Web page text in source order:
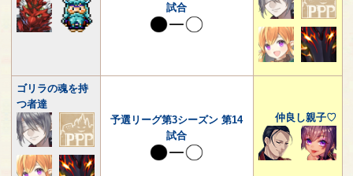
試合
ゴリラの魂を持
つ者達
予選リーグ第3シーズン 第14
試合
仲良し親子♡